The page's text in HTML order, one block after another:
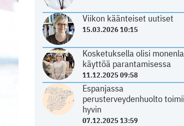
Viikon käänteiset uutiset
15.03.2026 10:15
Kosketuksella olisi
käyttöä parantamisessa
11.12.2025 09:58
Espanjassa
perusterveydenhuolto toimii
hyvin
07.12.2025 13:59